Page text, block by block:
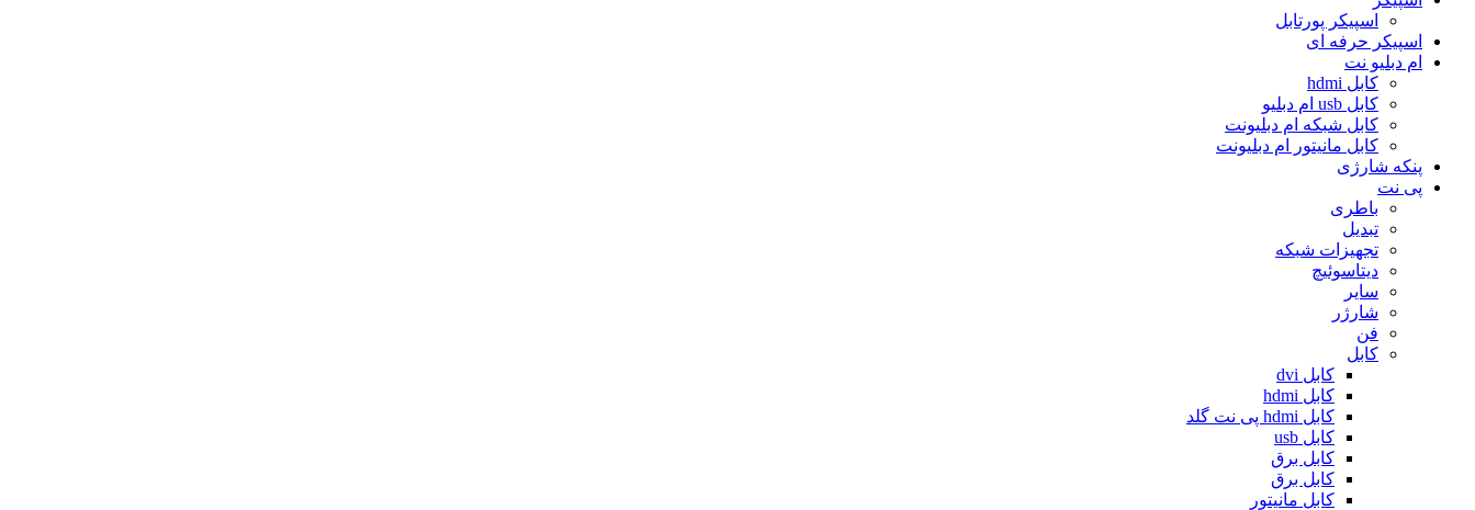
اسپیکر پورتابل
اسپیکر حرفه ای
ام دبلیو نت
کابل hdmi
کابل usb ام دبلیو
کابل شبکه ام دبلیونت
کابل مانیتور ام دبلیونت
پنکه شارژی
پی نت
باطری
تبدیل
تجهیزات شبکه
دیتاسوئیچ
سایر
شارژر
فن
کابل
کابل dvi
کابل hdmi
کابل hdmi پی نت گلد
کابل usb
کابل برق
کابل برق
کابل مانیتور